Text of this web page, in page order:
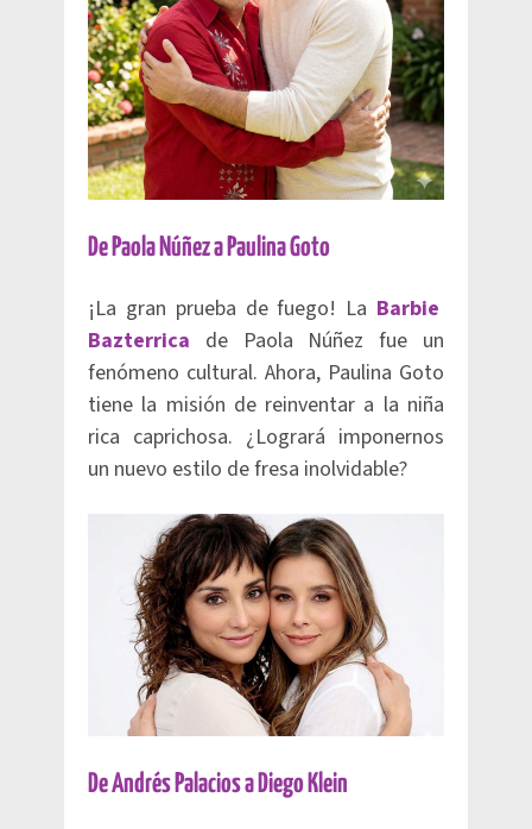
De Paola Núñez a Paulina Goto
¡La gran prueba de fuego! La Barbie
Bazterrica de Paola Núñez fue un
fenómeno cultural. Ahora, Paulina Goto
tiene la misión de reinventar a la niña
rica caprichosa. ¿Logrará imponernos
un nuevo estilo de fresa inolvidable?
De Andrés Palacios a Diego Klein